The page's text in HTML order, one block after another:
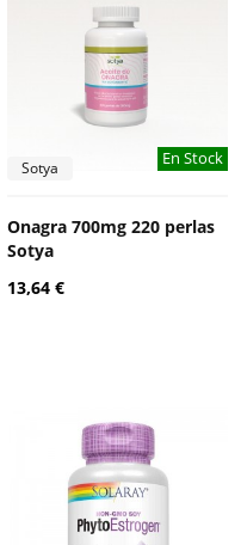
En Stock
Sotya
Onagra 700mg 220 perlas
Sotya
13,64 €